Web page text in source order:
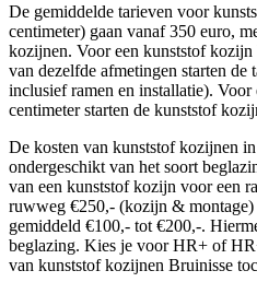
De gemiddelde tarieven voor
centimeter) gaan vanaf 350 euro,
kozijnen. Voor een kunststof
van dezelfde afmetingen starten de
inclusief ramen en installatie).
centimeter starten de kunststof
De kosten van kunststof kozijnen
ondergeschikt van het soort
van een kunststof kozijn voor een
ruwweg €250,- (kozijn & montage)
gemiddeld €100,- tot €200,-.
beglazing. Kies je voor HR+ of
van kunststof kozijnen Bruinisse